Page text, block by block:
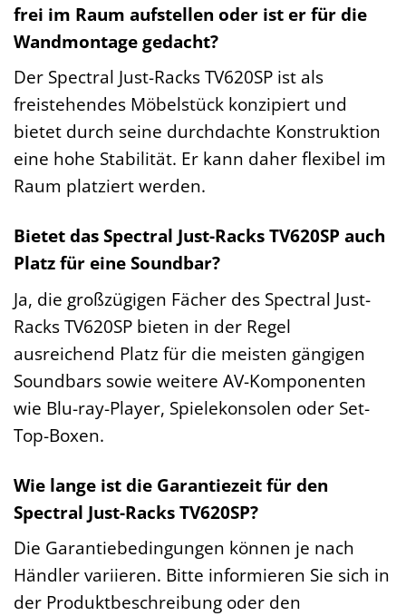
frei im Raum aufstellen oder ist er für die
Wandmontage gedacht?
Der Spectral Just-Racks TV620SP ist als
freistehendes Möbelstück konzipiert und
bietet durch seine durchdachte Konstruktion
eine hohe Stabilität. Er kann daher flexibel im
Raum platziert werden.
Bietet das Spectral Just-Racks TV620SP auch
Platz für eine Soundbar?
Ja, die großzügigen Fächer des Spectral Just-
Racks TV620SP bieten in der Regel
ausreichend Platz für die meisten gängigen
Soundbars sowie weitere AV-Komponenten
wie Blu-ray-Player, Spielekonsolen oder Set-
Top-Boxen.
Wie lange ist die Garantiezeit für den
Spectral Just-Racks TV620SP?
Die Garantiebedingungen können je nach
Händler variieren. Bitte informieren Sie sich in
der Produktbeschreibung oder den